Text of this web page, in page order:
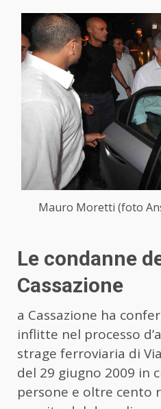
Mauro Moretti (foto
Le condanne
Cassazione
a Cassazione ha
inflitte nel processo
strage ferroviaria di
del 29 giugno 2009 in
persone e oltre cento